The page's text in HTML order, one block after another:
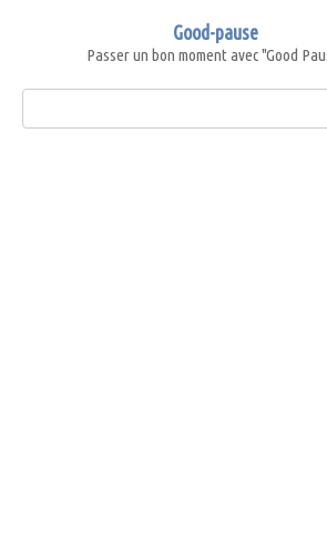
Good-pause
Passer un bon moment avec "Good
Search: